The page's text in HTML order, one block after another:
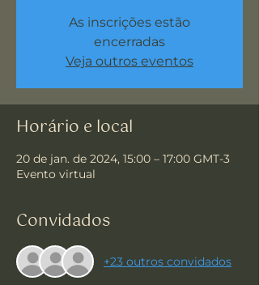
As inscrições estão
encerradas
Veja outros eventos
Horário e local
20 de jan. de 2024, 15:00 – 17:00 GMT-3
Evento virtual
Convidados
+23 outros convidados